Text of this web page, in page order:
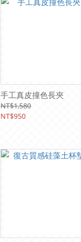
手工真皮撞色長夾
NT$1,580
NT$950